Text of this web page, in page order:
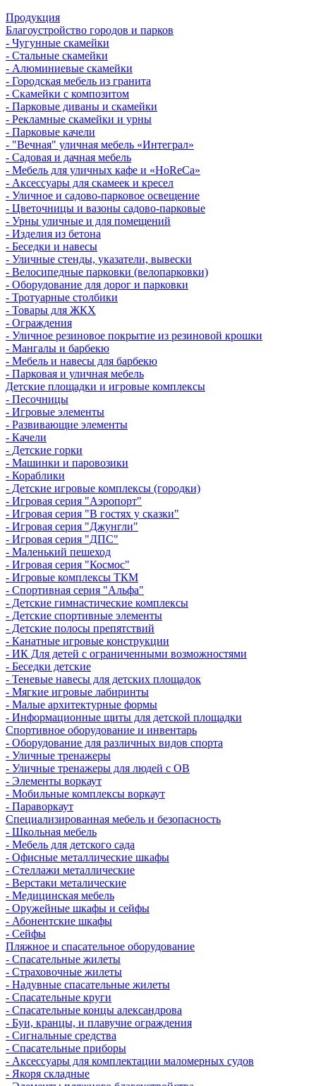
Продукция
Благоустройство городов и парков
- Чугунные скамейки
- Стальные скамейки
- Алюминиевые скамейки
- Городская мебель из гранита
- Скамейки с композитом
- Парковые диваны и скамейки
- Рекламные скамейки и урны
- Парковые качели
- "Вечная" уличная мебель «Интеграл»
- Садовая и дачная мебель
- Мебель для уличных кафе и «HoReCa»
- Аксессуары для скамеек и кресел
- Уличное и садово-парковое освещение
- Цветочницы и вазоны садово-парковые
- Урны уличные и для помещений
- Изделия из бетона
- Беседки и навесы
- Уличные стенды, указатели, вывески
- Велосипедные парковки (велопарковки)
- Оборудование для дорог и парковки
- Тротуарные столбики
- Товары для ЖКХ
- Ограждения
- Уличное резиновое покрытие из резиновой крошки
- Мангалы и барбекю
- Мебель и навесы для барбекю
- Парковая и уличная мебель
Детские площадки и игровые комплексы
- Песочницы
- Игровые элементы
- Развивающие элементы
- Качели
- Детские горки
- Машинки и паровозики
- Кораблики
- Детские игровые комплексы (городки)
- Игровая серия "Аэропорт"
- Игровая серия "В гостях у сказки"
- Игровая серия "Джунгли"
- Игровая серия "ДПС"
- Маленький пешеход
- Игровая серия "Космос"
- Игровые комплексы ТКМ
- Спортивная серия "Альфа"
- Детские гимнастические комплексы
- Детские спортивные элементы
- Детские полосы препятствий
- Канатные игровые конструкции
- ИК Для детей с ограниченными возможностями
- Беседки детские
- Теневые навесы для детских площадок
- Мягкие игровые лабиринты
- Малые архитектурные формы
- Информационные щиты для детской площадки
Спортивное оборудование и инвентарь
- Оборудование для различных видов спорта
- Уличные тренажеры
- Уличные тренажеры для людей с ОВ
- Элементы воркаут
- Мобильные комплексы воркаут
- Параворкаут
Cпециализированная мебель и безопасность
- Школьная мебель
- Мебель для детского сада
- Офисные металлические шкафы
- Стеллажи металлические
- Верстаки металические
- Медицинская мебель
- Оружейные шкафы и сейфы
- Абонентские шкафы
- Сейфы
Пляжное и спасательное оборудование
- Спасательные жилеты
- Страховочные жилеты
- Надувные спасательные жилеты
- Спасательные круги
- Спасательные концы александрова
- Буи, кранцы, и плавучие ограждения
- Сигнальные средства
- Спасательные приборы
- Аксессуары для комплектации маломерных судов
- Якоря складные